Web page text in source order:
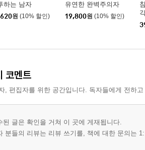
하는 남자
원 (10% 할인)
유연한 완벽주의자
19,800원 (10% 할인)
코멘트
, 편집자를 위한 공간입니다. 독자들에게 전하
된 글은 확인을 거쳐 이 곳에 게재됩니다.
분들의 리뷰는 리뷰 쓰기를, 책에 대한 문의는